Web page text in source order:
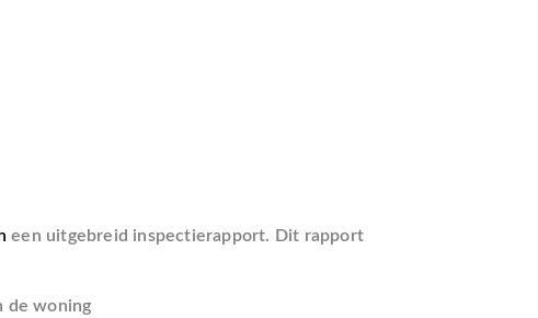
een uitgebreid inspectierapport. Dit rapport
de woning